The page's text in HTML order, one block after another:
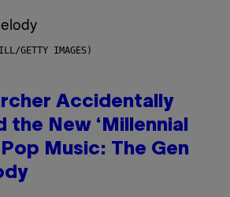
GETTY IMAGES)
Accidentally
the New ‘Millennial
Music: The Gen